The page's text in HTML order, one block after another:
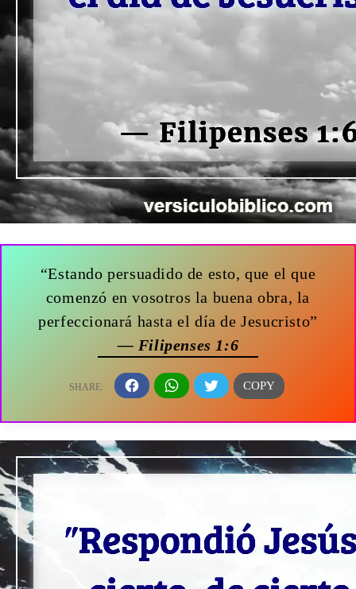
“Estando persuadido de esto, que el que
comenzó en vosotros la buena obra, la
perfeccionará hasta el día de Jesucristo”
— Filipenses 1:6